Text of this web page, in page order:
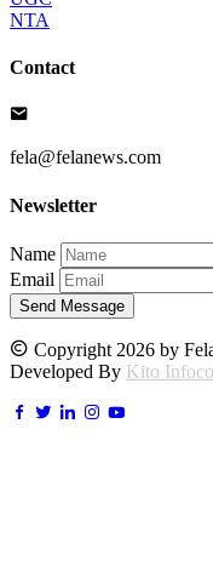
NTA
Contact
fela@felanews.com
Newsletter
Name
Email
Send Message
Copyright 2026 by
Developed By Kito